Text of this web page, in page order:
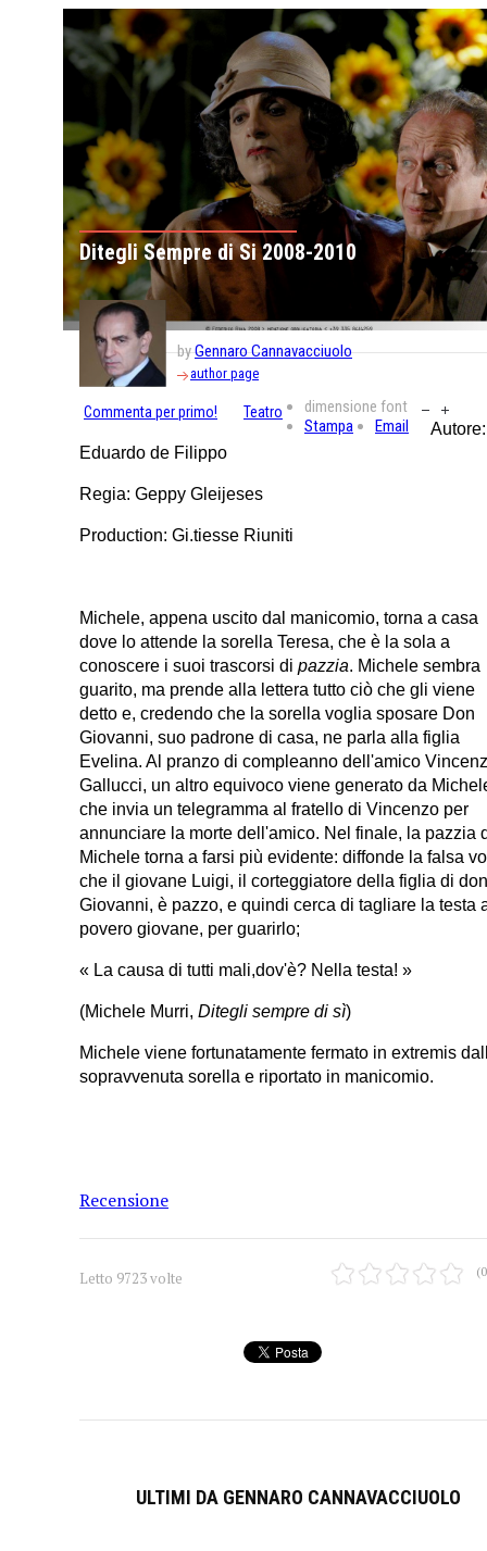
Ditegli Sempre di Si 2008-2010
byGennaro Cannavacciuolo
author page
Commenta per primo! Teatro
dimensione font
Stampa
Email
Autore:
Eduardo de Filippo
Regia: Geppy Gleijeses
Production: Gi.tiesse Riuniti
Michele, appena uscito dal manicomio, torna a casa
dove lo attende la sorella Teresa, che è la sola a
conoscere i suoi trascorsi di pazzia. Michele sembra
guarito, ma prende alla lettera tutto ciò che gli viene
detto e, credendo che la sorella voglia sposare Don
Giovanni, suo padrone di casa, ne parla alla figlia
Evelina. Al pranzo di compleanno dell'amico
Gallucci, un altro equivoco viene generato da
che invia un telegramma al fratello di Vincenzo per
annunciare la morte dell'amico. Nel finale, la pazzia
Michele torna a farsi più evidente: diffonde la falsa
che il giovane Luigi, il corteggiatore della figlia di don
Giovanni, è pazzo, e quindi cerca di tagliare la testa
povero giovane, per guarirlo;
« La causa di tutti mali,dov'è? Nella testa! »
(Michele Murri, Ditegli sempre di sì)
Michele viene fortunatamente fermato in extremis
sopravvenuta sorella e riportato in manicomio.
Recensione
Letto 9723 volte
ULTIMI DA GENNARO CANNAVACCIUOLO